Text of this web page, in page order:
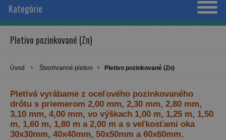
Kategórie
Pletivo pozinkované (Zn)
Úvod Štvorhranné pletivo Pletivo pozinkované (Zn)
Pletivá vyrábame z oceľového pozinkovaného
drôtu s priemerom 2,00 mm, 2,30 mm, 2,80 mm,
3,10 mm, 4,00 mm, vo výškach 1,00 m, 1,25 m, 1,50
m, 1,60 m, 1,80 m a 2,00 m a s veľkosťami oka
30x30mm, 40x40mm, 50x50mm a 60x60mm.